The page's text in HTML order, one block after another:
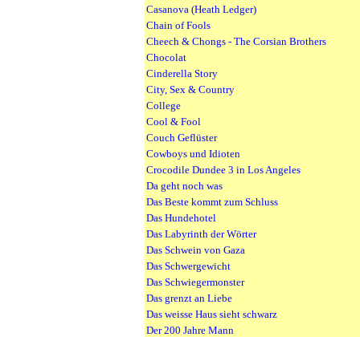
Casanova (Heath Ledger)
Chain of Fools
Cheech & Chongs - The Corsian Brothers
Chocolat
Cinderella Story
City, Sex & Country
College
Cool & Fool
Couch Geflüster
Cowboys und Idioten
Crocodile Dundee 3 in Los Angeles
Da geht noch was
Das Beste kommt zum Schluss
Das Hundehotel
Das Labyrinth der Wörter
Das Schwein von Gaza
Das Schwergewicht
Das Schwiegermonster
Das grenzt an Liebe
Das weisse Haus sieht schwarz
Der 200 Jahre Mann